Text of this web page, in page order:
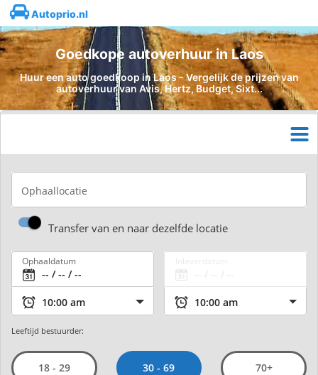
Autoprio.nl
Goedkope autoverhuur in Laos
Huur een auto goedkoop in Laos - Vergelijk de prijzen van
autoverhuur van Avis, Hertz, Budget, Sixt...
Ophaallocatie
Transfer van en naar dezelfde locatie
Ophaaldatum
Leeftijd bestuurder:
18 - 29 30 - 69 70+